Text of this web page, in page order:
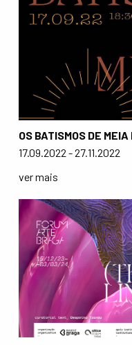
OS BATISMOS DE
17.09.2022 - 27.11.2022
ver mais